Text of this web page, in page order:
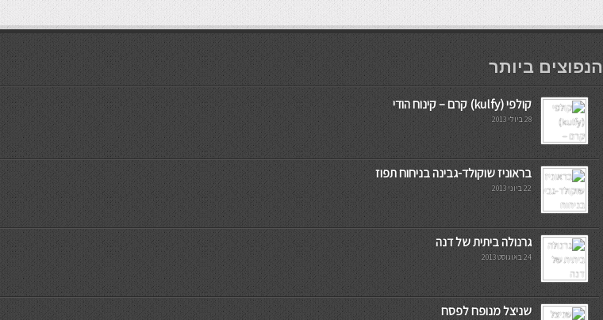
мостбет кг
הנפוצים ביותר
קולפי (kulfy) קרם – קינוח הודי
28 ביולי 2013
בראוניז שוקולד-גבינה בניחוח תפוז
22 ביוני 2013
גרנולה ביתית של דנה
24 באוגוסט 2013
שניצל מנופח לפסח